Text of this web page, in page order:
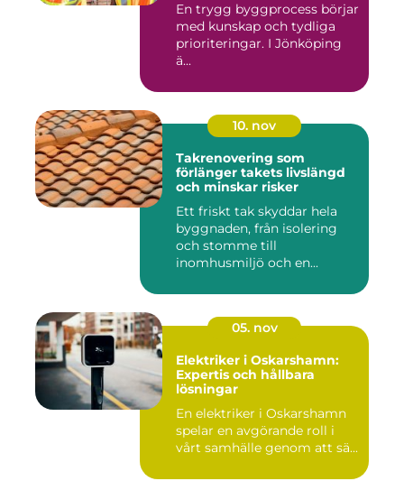
En trygg byggprocess börjar
med kunskap och tydliga
prioriteringar. I Jönköping
ä...
10. nov
Takrenovering som
förlänger takets livslängd
och minskar risker
Ett friskt tak skyddar hela
byggnaden, från isolering
och stomme till
inomhusmiljö och en...
05. nov
Elektriker i Oskarshamn:
Expertis och hållbara
lösningar
En elektriker i Oskarshamn
spelar en avgörande roll i
vårt samhälle genom att sä...